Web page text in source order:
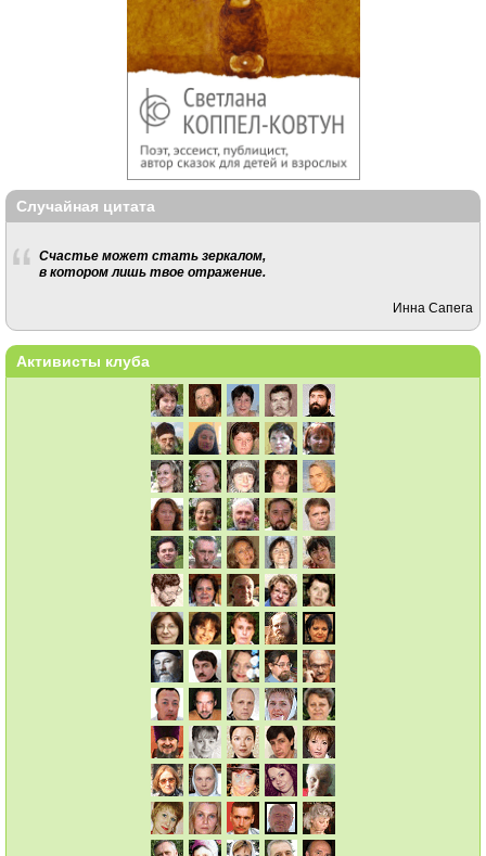
Случайная цитата
Счастье может стать зеркалом,
в котором лишь твое отражение.
Инна Сапега
Активисты клуба